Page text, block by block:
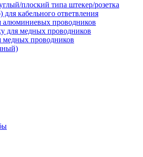
плоский типа штекер/розетка
кабельного ответвления
проводников
для медных проводников
медных проводников